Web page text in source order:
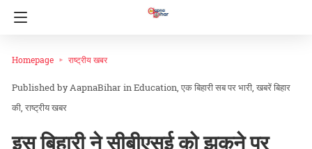
Homepage राष्ट्रीय खबर
AapnaBihar inEducation एक बिहारी सब पर भारी खबरें बिहार
की राष्ट्रीय खबर
इस बिहारी ने सीबीएसई को झुकने पर